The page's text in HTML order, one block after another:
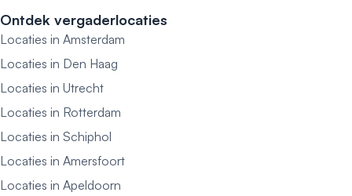
Ontdek vergaderlocaties
Locaties in Amsterdam
Locaties in Den Haag
Locaties in Utrecht
Locaties in Rotterdam
Locaties in Schiphol
Locaties in Amersfoort
Locaties in Apeldoorn